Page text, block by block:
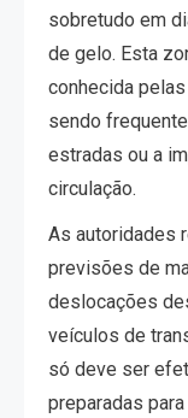
sobretudo em
de gelo. Esta
conhecida
sendo
estradas ou a
circulação.
As autoridades
previsões de
deslocações
veículos de
só deve ser
preparadas